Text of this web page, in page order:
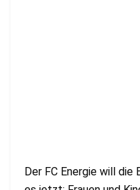
Der FC Energie will